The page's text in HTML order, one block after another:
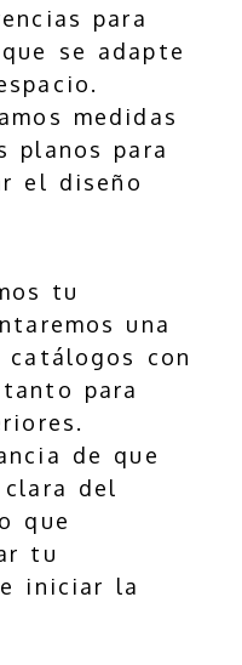
para
que se adapte
medidas
planos para
el diseño
tu
una
catálogos con
tanto para
de que
del
que
tu
iniciar la